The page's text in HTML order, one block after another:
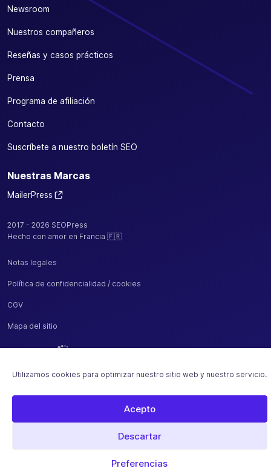
Utilizamos cookies para optimizar nuestro sitio web y nuestro servicio.
Acepto
Descartar
Preferencias
Newsroom
Nuestros compañeros
Reseñas y casos prácticos
Prensa
Programa de afiliación
Contacto
Suscríbete a nuestro boletín SEO
Nuestras Marcas
MailerPress
2017 - 2026 SEOPress
Hecho con amor en Francia 🇫🇷
Notas legales
Política de confidencialidad / cookies
CGV
Mapa del sitio